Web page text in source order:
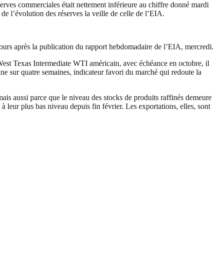
commerciales était nettement inférieure au chiffre donné mardi
l’évolution des réserves la veille de celle de l’EIA.
après la publication du rapport hebdomadaire de l’EIA, mercredi.
Texas Intermediate WTI américain, avec échéance en octobre, il
sur quatre semaines, indicateur favori du marché qui redoute la
aussi parce que le niveau des stocks de produits raffinés demeure
leur plus bas niveau depuis fin février. Les exportations, elles, sont